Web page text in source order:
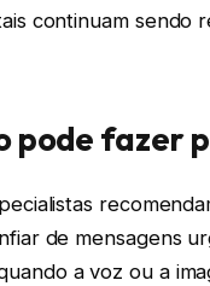
continuam sendo
pode fazer
de mensagens
a voz ou a